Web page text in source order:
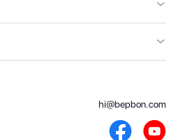
hi@bepbon.com